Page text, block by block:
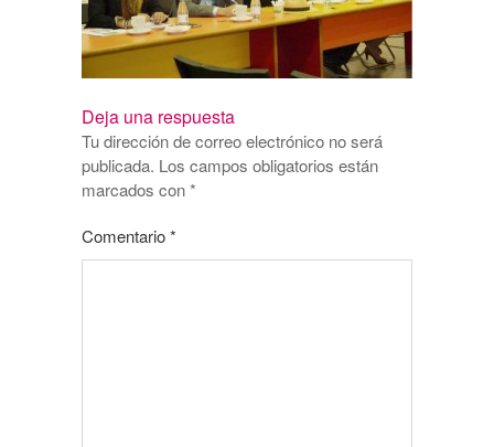
Deja una respuesta
Tu dirección de correo electrónico no será
publicada. Los campos obligatorios están
marcados con*
Comentario*